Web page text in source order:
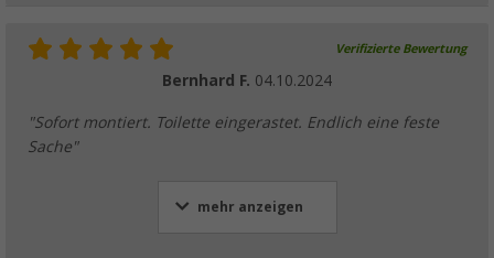
Verifizierte Bewertung
Bernhard F. 04.10.2024
"Sofort montiert. Toilette eingerastet. Endlich eine feste
Sache"
mehr anzeigen